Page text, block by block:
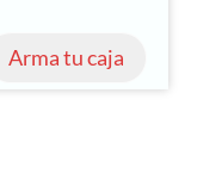
Arma tu caja